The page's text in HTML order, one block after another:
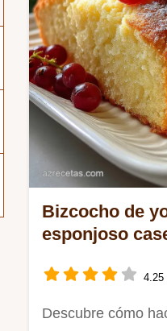
Bizcocho de
esponjoso
4.25
Descubre cómo